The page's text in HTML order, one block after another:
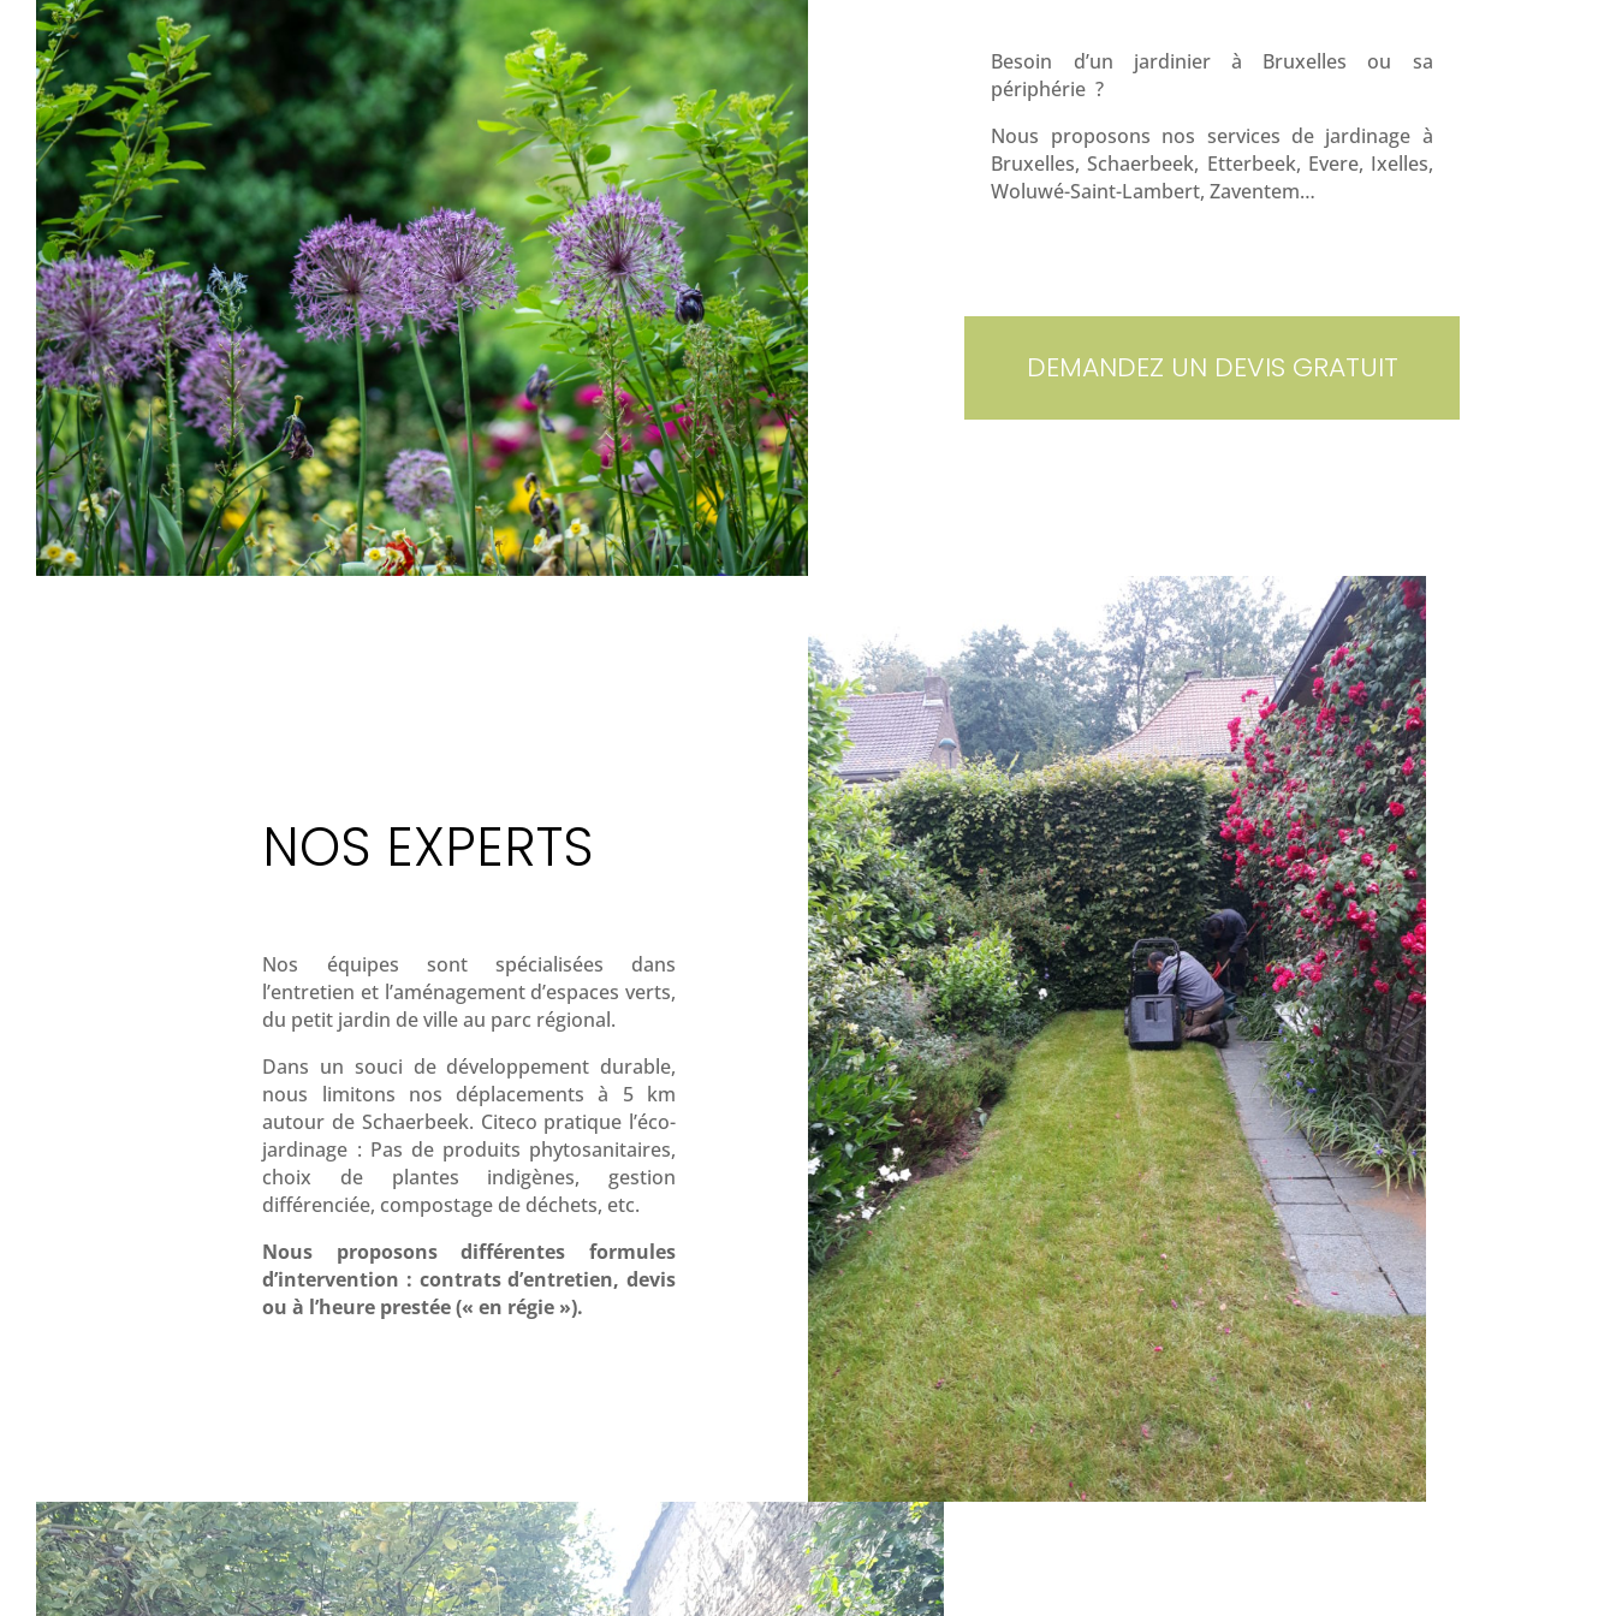
Besoin d’un jardinier à Bruxelles ou sa
périphérie ?
Nous proposons nos services de jardinage à
Bruxelles, Schaerbeek, Etterbeek, Evere, Ixelles,
Woluwé-Saint-Lambert, Zaventem…
DEMANDEZ UN DEVIS GRATUIT
NOS EXPERTS
Nos équipes sont spécialisées dans
l’entretien et l’aménagement d’espaces verts,
du petit jardin de ville au parc régional.
Dans un souci de développement durable,
nous limitons nos déplacements à 5 km
autour de Schaerbeek. Citeco pratique l’éco-
jardinage : Pas de produits phytosanitaires,
choix de plantes indigènes, gestion
différenciée, compostage de déchets, etc.
Nous proposons différentes formules
d’intervention : contrats d’entretien, devis
ou à l’heure prestée (« en régie »).